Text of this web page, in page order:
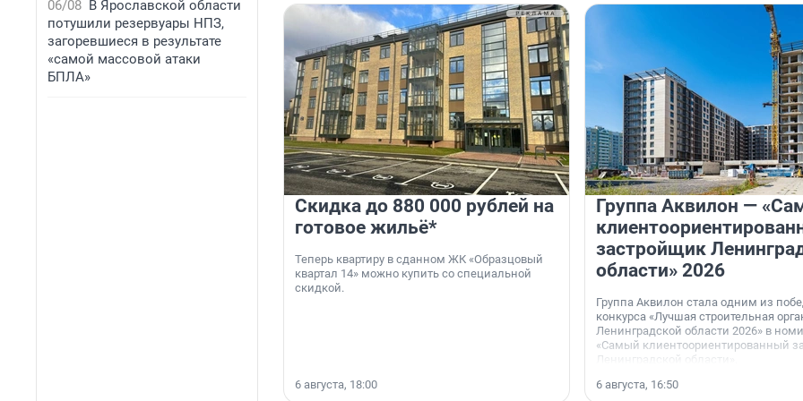
06/08 В Ярославской области
потушили резервуары НПЗ,
загоревшиеся в результате
«самой массовой атаки
БПЛА»
Скидка до 880 000 рублей на
готовое жильё*
Теперь квартиру в сданном ЖК «Образцовый
квартал 14» можно купить со специальной
скидкой.
6 августа, 18:00
Группа Аквилон —
застройщик
области» 2026
Группа Аквилон стала одним из
конкурса «Лучшая строительная
Ленинградской области 2026» в
«Самый клиентоориентированный
Ленинградской области».
6 августа, 16:50